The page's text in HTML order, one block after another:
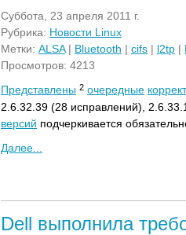
Суббота, 23 апреля 2011 г.
Рубрика: Новости Linux
Метки: ALSA| Bluetooth | cifs | l2tp |
Просмотров: 4213
Представлены 2 очередные
2.6.32.39 (28 исправлений),
версий подчеркивается
Далее...
Dell выполнила